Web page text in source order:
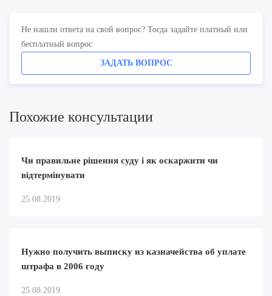
Не нашли ответа на свой вопрос? Тогда задайте платный или
бесплатный вопрос
ЗАДАТЬ ВОПРОС
Похожие консультации
Чи правильне рішення суду і як оскаржити чи
відтермінувати
25.08.2019
Нужно получить выписку из казначейства об уплате
штрафа в 2006 году
25.08.2019